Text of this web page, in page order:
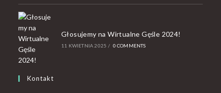
Głosujemy na Wirtualne Gęśle 2024!
11 KWIETNIA 2025 / 0 COMMENTS
Kontakt